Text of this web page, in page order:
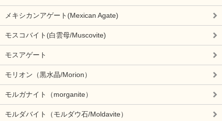
メキシカンアゲート(Mexican Agate)
モスコバイト(白雲母/Muscovite)
モスアゲート
モリオン（黒水晶/Morion）
モルガナイト（morganite）
モルダバイト（モルダウ石/Moldavite）